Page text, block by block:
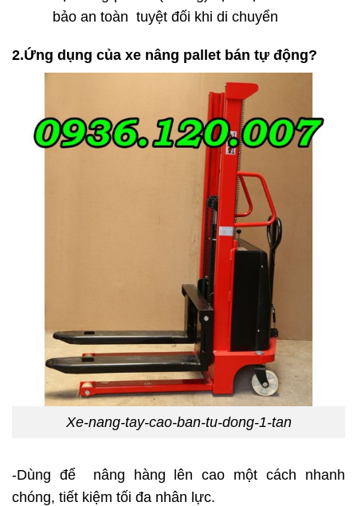
bảo an toàn tuyệt đối khi di chuyển
2.Ứng dụng của xe nâng pallet bán tự động?
Xe-nang-tay-cao-ban-tu-dong-1-tan
-Dùng để nâng hàng lên cao một cách nhanh
chóng, tiết kiệm tối đa nhân lực.